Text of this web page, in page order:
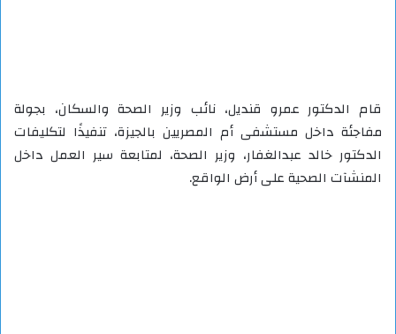
قام الدكتور عمرو قنديل، نائب وزير الصحة والسكان، بجولة
مفاجئة داخل مستشفى أم المصريين بالجيزة، تنفيذًا لتكليفات
الدكتور خالد عبدالغفار، وزير الصحة، لمتابعة سير العمل داخل
المنشآت الصحية على أرض الواقع.